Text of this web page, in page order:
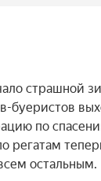
страшной
буеристов
по
регатам
остальным.